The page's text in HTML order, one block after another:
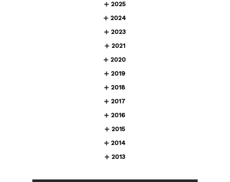
2025
2024
2023
2021
2020
2019
2018
2017
2016
2015
2014
2013